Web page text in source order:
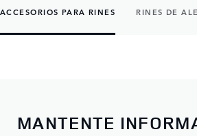
ACCESORIOS PARA RINES RINES DE
MANTENTE